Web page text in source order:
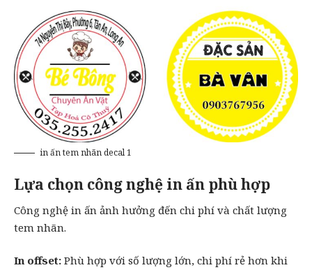
in ấn tem nhãn decal 1
Lựa chọn công nghệ in ấn phù hợp
Công nghệ in ấn ảnh hưởng đến chi phí và chất lượng
tem nhãn.
In offset: Phù hợp với số lượng lớn, chi phí rẻ hơn khi